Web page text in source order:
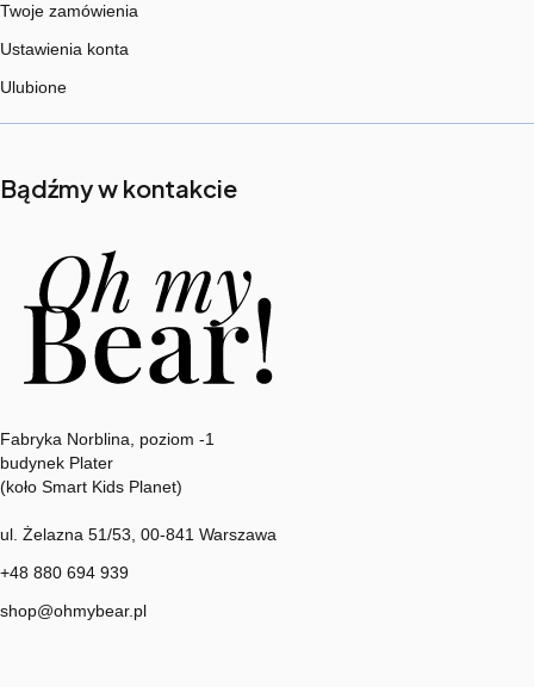
Twoje zamówienia
Ustawienia konta
Ulubione
Bądźmy w kontakcie
Adres:
Fabryka Norblina, poziom -1
budynek Plater
(koło Smart Kids Planet)
ul. Żelazna 51/53, 00-841 Warszawa
+48 880 694 939
shop@ohmybear.pl